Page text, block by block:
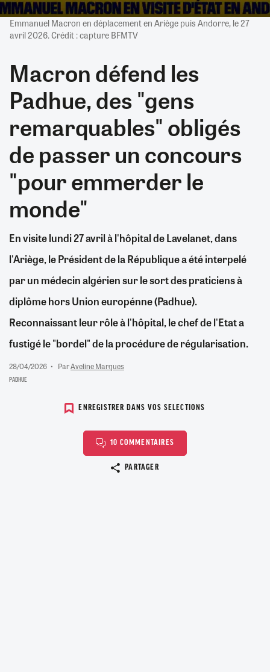
Emmanuel Macron en déplacement en Ariège puis Andorre, le 27
avril 2026. Crédit : capture BFMTV
Macron défend les
Padhue, des "gens
remarquables" obligés
de passer un concours
"pour emmerder le
monde"
En visite lundi 27 avril à l'hôpital de Lavelanet, dans
l'Ariège, le Président de la République a été interpelé
par un médecin algérien sur le sort des praticiens à
diplôme hors Union europénne (Padhue).
Reconnaissant leur rôle à l'hôpital, le chef de l'Etat a
fustigé le "bordel" de la procédure de régularisation.
28/04/2026 ParAveline Marques
PADHUE
ENREGISTRER DANS VOS SELECTIONS
10 COMMENTAIRES
PARTAGER